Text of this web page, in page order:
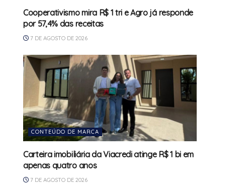
Cooperativismo mira R$ 1 tri e Agro já responde
por 57,4% das receitas
7 DE AGOSTO DE 2026
CONTEÚDO DE MARCA
Carteira imobiliária da Viacredi atinge R$ 1 bi em
apenas quatro anos
7 DE AGOSTO DE 2026